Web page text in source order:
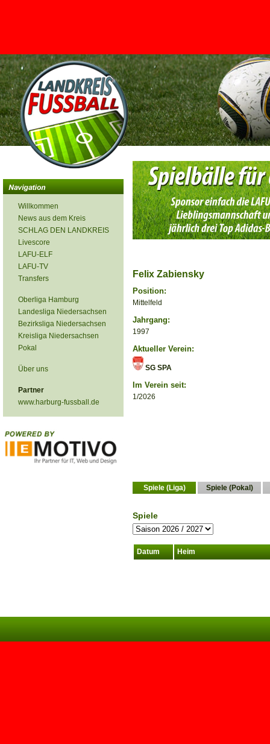
<
Willkommen
News aus dem Kreis
SCHLAG DEN LANDKREIS
Livescore
LAFU-ELF
LAFU-TV
Transfers
Oberliga Hamburg
Landesliga Niedersachsen
Bezirksliga Niedersachsen
Kreisliga Niedersachsen
Pokal
Über uns
Partner
www.harburg-fussball.de
Felix Zabiensky
Position:
Mittelfeld
Jahrgang:
1997
Aktueller Verein:
SG SPA
Im Verein seit:
1/2026
Spiele (Liga) Spiele (Pokal)
Spiele
Datum Heim